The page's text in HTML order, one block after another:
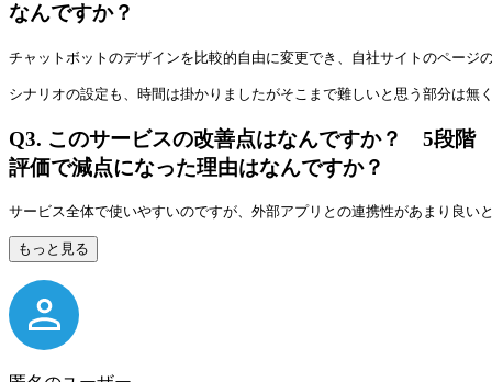
なんですか？
チャットボットのデザインを比較的自由に変更でき、自社サイトのページ
シナリオの設定も、時間は掛かりましたがそこまで難しいと思う部分は無
Q3. このサービスの改善点はなんですか？ 5段階
評価で減点になった理由はなんですか？
サービス全体で使いやすいのですが、外部アプリとの連携性があまり良
もっと見る